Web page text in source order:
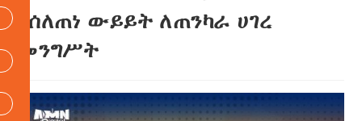
የሰለጠነ ውይይት ለጠንካራ ሀገረ
መንግሥት